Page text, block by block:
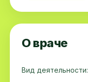
О враче
Вид деятельности: